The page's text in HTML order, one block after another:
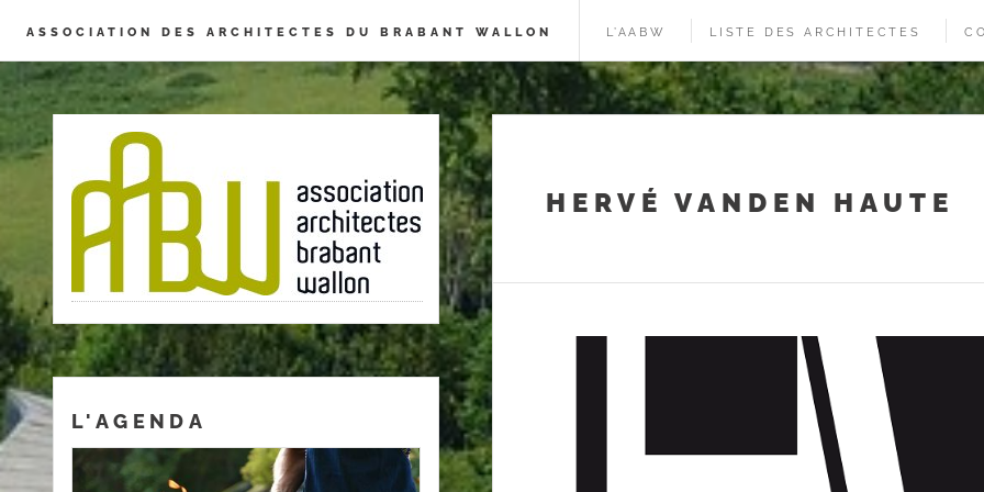
ASSOCIATION DES ARCHITECTES DU BRABANT WALLON L’AABW LISTE DES ARCHITECTES
HERVÉ VANDEN HAUTE
L'AGENDA